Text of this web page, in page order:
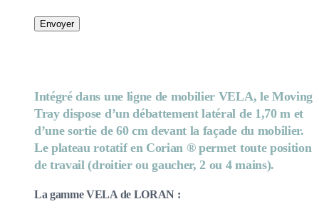
Envoyer
Intégré dans une ligne de mobilier VELA, le Moving
Tray dispose d’un débattement latéral de 1,70 m et
d’une sortie de 60 cm devant la façade du mobilier.
Le plateau rotatif en Corian ® permet toute position
de travail (droitier ou gaucher, 2 ou 4 mains).
La gamme VELA de LORAN :